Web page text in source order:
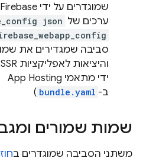
ערכים של json
סביבה שמגדירים את
ידי מתאמי App Hosting
ב- bundle.yaml
)
שמות שמורים
משתני הסביבה שמוגדרים ב